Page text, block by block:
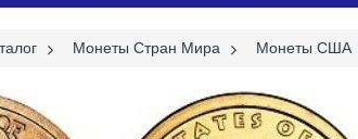
> Монеты Стран Мира > Монеты США